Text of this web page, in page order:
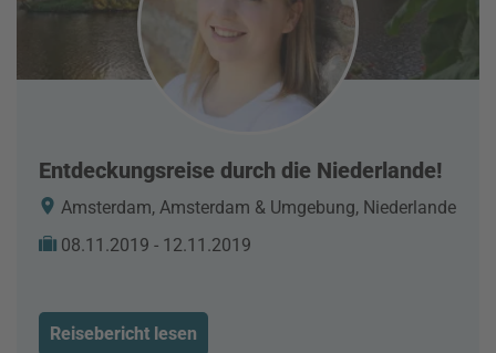
Entdeckungsreise durch die Niederlande!
Amsterdam, Amsterdam & Umgebung, Niederlande
08.11.2019 - 12.11.2019
Reisebericht lesen